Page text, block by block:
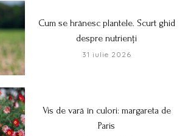
Cum se hrănesc plantele. Scurt ghid
despre nutrienți
31 iulie 2026
Vis de vară în culori: margareta de
Paris